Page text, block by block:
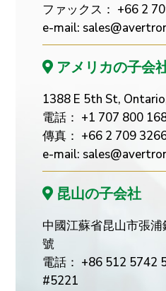
ファックス： +66 2
e-mail:
アメリカの子会
1388 E 5th St,
電話： +1 707 800
傳真： +66 2 709
e-mail:
昆山の子会社
中國江蘇省昆山市張
號
電話： +86 512 5742
#5221